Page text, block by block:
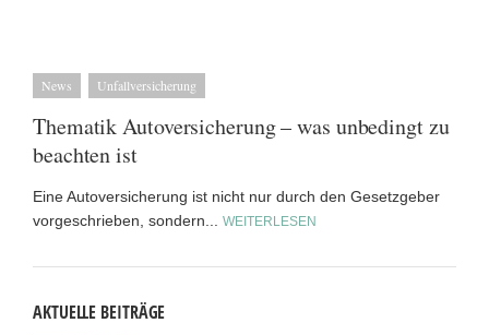
News Unfallversicherung
Thematik Autoversicherung – was unbedingt zu
beachten ist
Eine Autoversicherung ist nicht nur durch den Gesetzgeber
vorgeschrieben, sondern... WEITERLESEN
AKTUELLE BEITRÄGE